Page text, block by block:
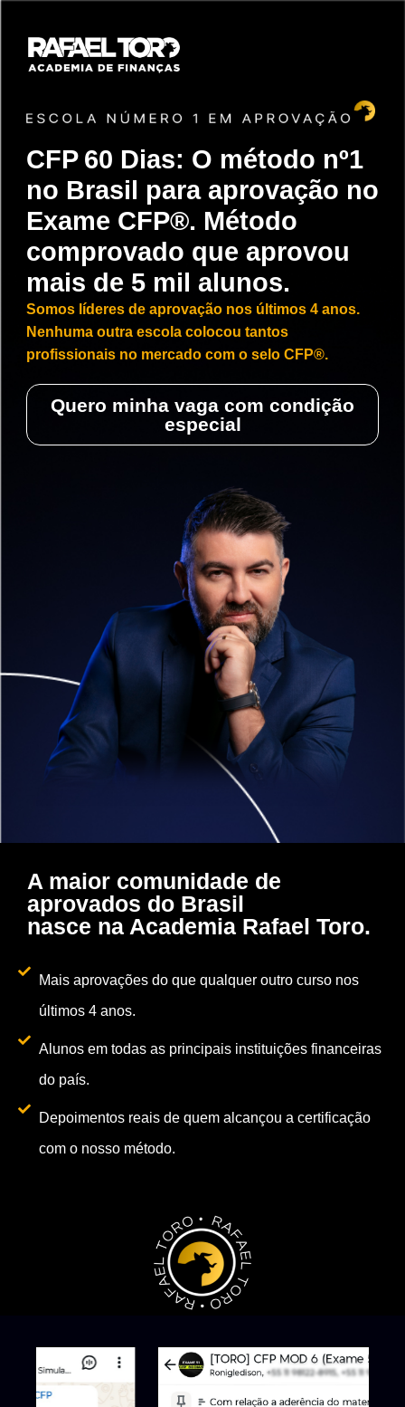
CFP 60 Dias: O método nº1
no Brasil para aprovação no
Exame CFP®. Método
comprovado que aprovou
mais de 5 mil alunos.
Somos líderes de aprovação nos últimos 4 anos.
Nenhuma outra escola colocou tantos
profissionais no mercado com o selo CFP®.
Quero minha vaga com condição
especial
A maior comunidade de
aprovados do Brasil
nasce na Academia Rafael Toro.
Mais aprovações do que qualquer outro curso nos
últimos 4 anos.
Alunos em todas as principais instituições financeiras
do país.
Depoimentos reais de quem alcançou a certificação
com o nosso método.